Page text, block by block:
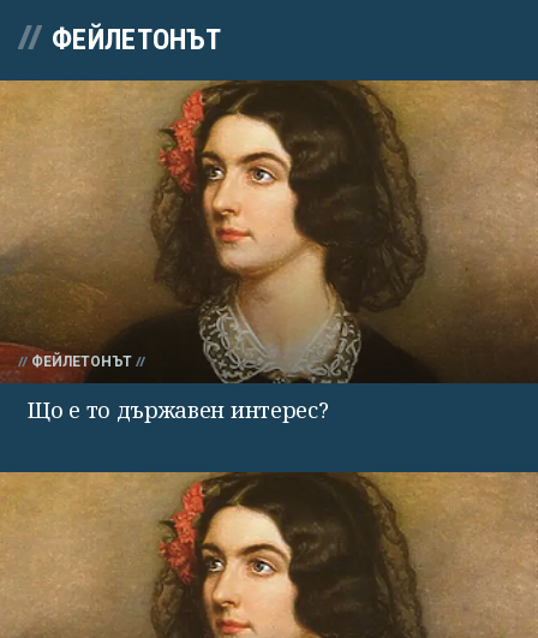
ФЕЙЛЕТОНЪТ
ФЕЙЛЕТОНЪТ
Що е то държавен интерес?